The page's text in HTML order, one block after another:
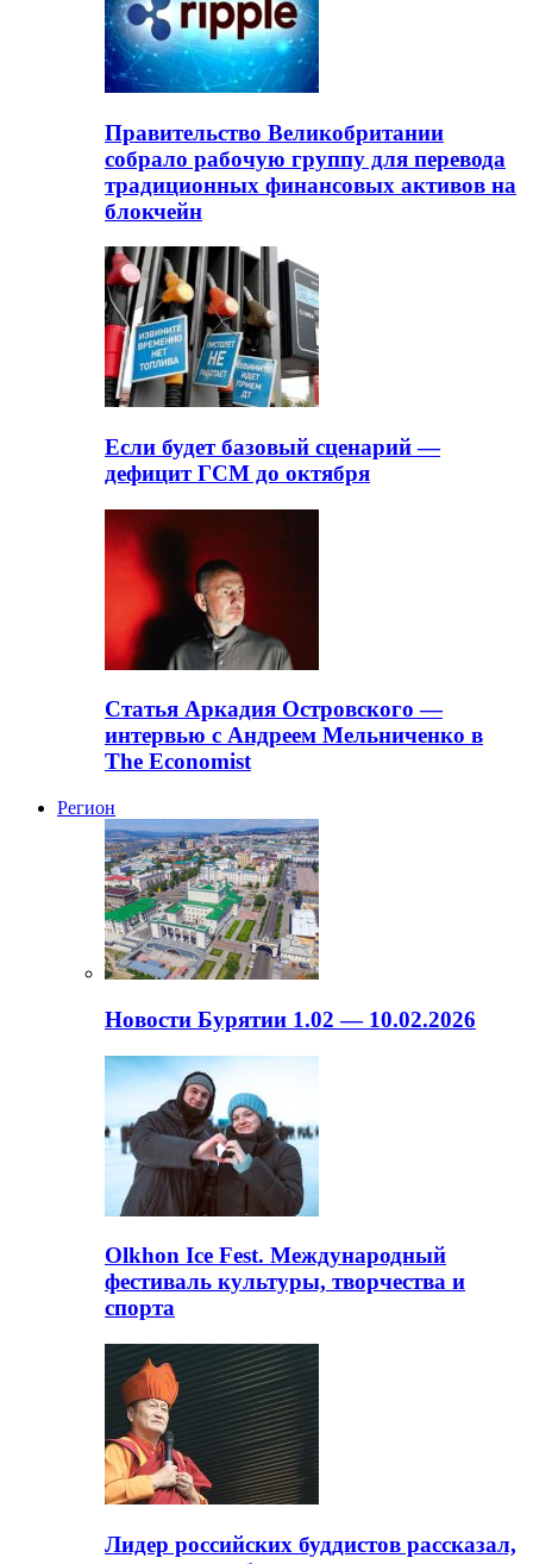
Правительство Великобритании
собрало рабочую группу для перевода
традиционных финансовых активов на
блокчейн
Если будет базовый сценарий —
дефицит ГСМ до октября
Статья Аркадия Островского —
интервью с Андреем Мельниченко в
The Economist
Регион
Новости Бурятии 1.02 — 10.02.2026
Olkhon Ice Fest. Международный
фестиваль культуры, творчества и
спорта
Лидер российских буддистов рассказал,